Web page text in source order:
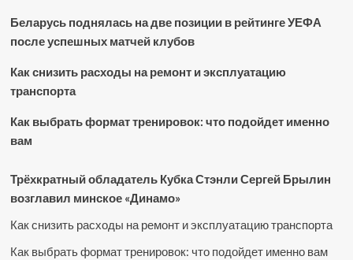
Беларусь поднялась на две позиции в рейтинге УЕФА
после успешных матчей клубов
Как снизить расходы на ремонт и эксплуатацию
транспорта
Как выбрать формат тренировок: что подойдет именно
вам
Трёхкратный обладатель Кубка Стэнли Сергей Брылин
возглавил минское «Динамо»
Как снизить расходы на ремонт и эксплуатацию транспорта
Как выбрать формат тренировок: что подойдет именно вам